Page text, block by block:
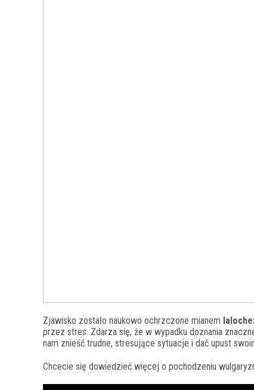
Zjawisko zostało naukowo ochrzczone mianem
przez stres. Zdarza się, że w wypadku doznania
nam znieść trudne, stresujące sytuacje i dać upust
Chcecie się dowiedzieć więcej o pochodzeniu